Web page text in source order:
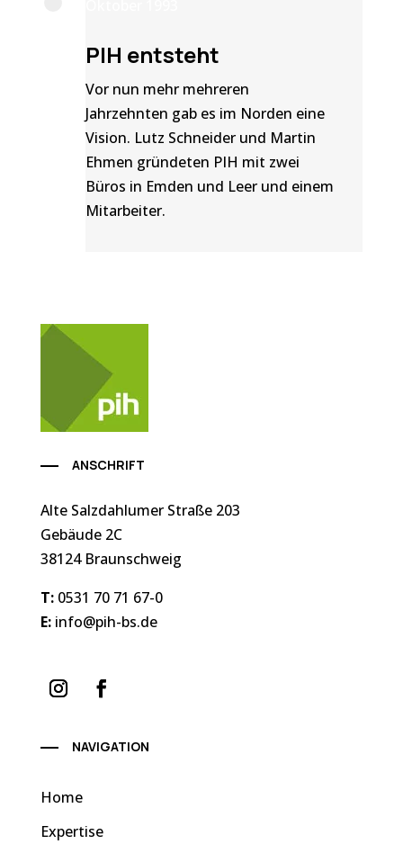
PIH entsteht
Vor nun mehr mehreren
Jahrzehnten gab es im Norden eine
Vision. Lutz Schneider und Martin
Ehmen gründeten PIH mit zwei
Büros in Emden und Leer und einem
Mitarbeiter.
ANSCHRIFT
Alte Salzdahlumer Straße 203
Gebäude 2C
38124 Braunschweig
T:0531 70 71 67-0
E:info@pih-bs.de
NAVIGATION
Home
Expertise